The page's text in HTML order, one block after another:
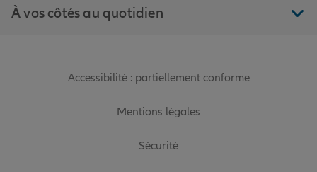
À vos côtés au quotidien
Accessibilité : partiellement conforme
Mentions légales
Sécurité